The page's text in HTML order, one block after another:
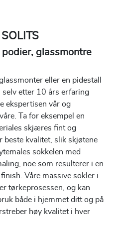
glassmontre
eller en pidestall
selv etter 10 års erfaring
ekspertisen vår og
Ta for eksempel en
skjæres fint og
beste kvalitet, slik skjøtene
sokkelen med
noe som resulterer i en
Våre massive sokler i
tørkeprosessen, og kan
både i hjemmet ditt og på
høy kvalitet i hver